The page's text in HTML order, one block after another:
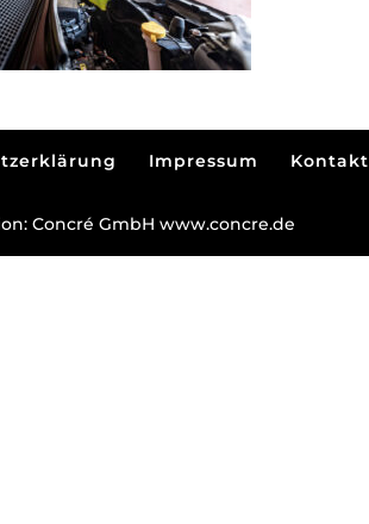
Impressum Kontakt
Concré GmbH www.concre.de
Inhalt.